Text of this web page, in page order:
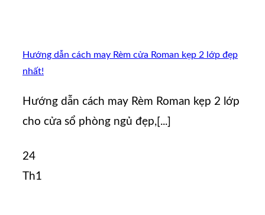
Hướng dẫn cách may Rèm cửa Roman kẹp 2 lớp đẹp
nhất!
Hướng dẫn cách may Rèm Roman kẹp 2 lớp
cho cửa sổ phòng ngủ đẹp,[...]
24
Th1